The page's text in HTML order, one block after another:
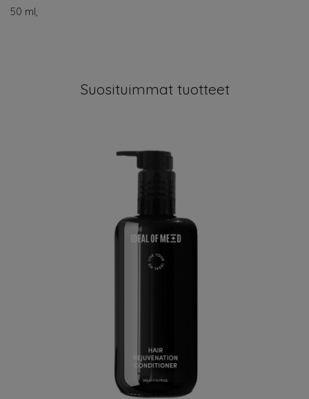
50 ml,
Suosituimmat tuotteet